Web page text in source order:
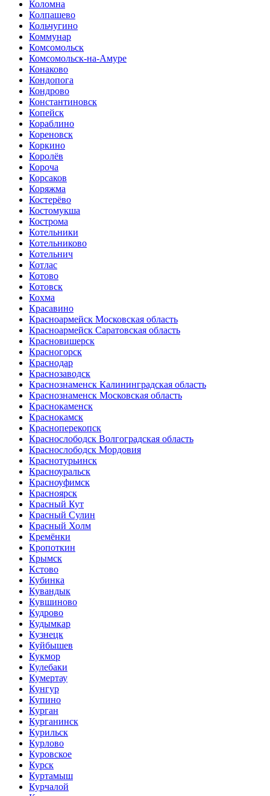
Коломна
Колпашево
Кольчугино
Коммунар
Комсомольск
Комсомольск-на-Амуре
Конаково
Кондопога
Кондрово
Константиновск
Копейск
Кораблино
Кореновск
Коркино
Королёв
Короча
Корсаков
Коряжма
Костерёво
Костомукша
Кострома
Котельники
Котельниково
Котельнич
Котлас
Котово
Котовск
Кохма
Красавино
Красноармейск Московская область
Красноармейск Саратовская область
Красновишерск
Красногорск
Краснодар
Краснозаводск
Краснознаменск Калининградская область
Краснознаменск Московская область
Краснокаменск
Краснокамск
Красноперекопск
Краснослободск Волгоградская область
Краснослободск Мордовия
Краснотурьинск
Красноуральск
Красноуфимск
Красноярск
Красный Кут
Красный Сулин
Красный Холм
Кремёнки
Кропоткин
Крымск
Кстово
Кубинка
Кувандык
Кувшиново
Кудрово
Кудымкар
Кузнецк
Куйбышев
Кукмор
Кулебаки
Кумертау
Кунгур
Купино
Курган
Курганинск
Курильск
Курлово
Куровское
Курск
Куртамыш
Курчалой